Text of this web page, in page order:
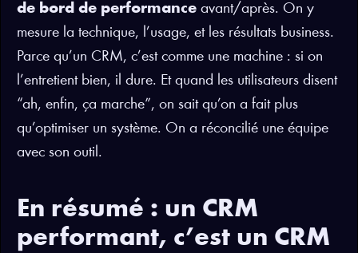
de bord de performance avant/après. On y
mesure la technique, l’usage, et les résultats business.
Parce qu’un CRM, c’est comme une machine : si on
l’entretient bien, il dure. Et quand les utilisateurs disent
“ah, enfin, ça marche”, on sait qu’on a fait plus
qu’optimiser un système. On a réconcilié une équipe
avec son outil.
En résumé : un CRM
performant, c’est un CRM